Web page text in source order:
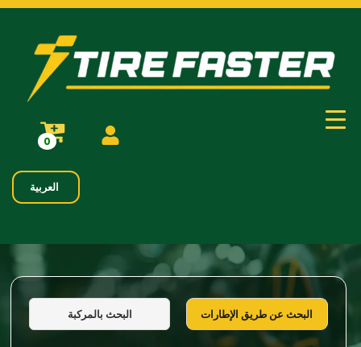
0
العربية
البحث عن طريق الإطارات البحث بالمركبة